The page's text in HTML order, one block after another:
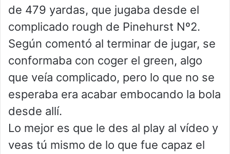
de 479 yardas, que jugaba desde el
complicado rough de Pinehurst Nº2.
Según comentó al terminar de jugar, se
conformaba con coger el green, algo
que veía complicado, pero lo que no se
esperaba era acabar embocando la bola
desde allí.
Lo mejor es que le des al play al vídeo y
veas tú mismo de lo que fue capaz el